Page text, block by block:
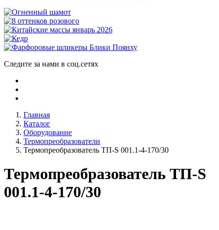
Следите за нами в соц.сетях
Главная
Каталог
Оборудование
Термопреобразователи
Термопреобразователь ТП-S 001.1-4-170/30
Термопреобразователь ТП-S
001.1-4-170/30